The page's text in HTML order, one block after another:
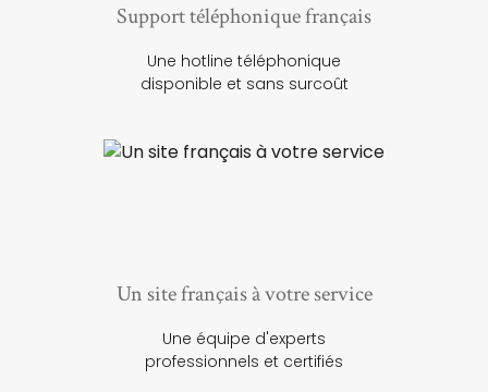
Support téléphonique français
Une hotline téléphonique
disponible et sans surcoût
Un site français à votre service
Une équipe d'experts
professionnels et certifiés